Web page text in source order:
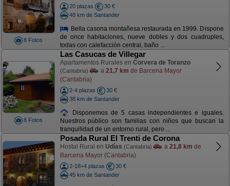
8 Fotos
20 plazas
30 €
48 km de Santander
Bella casona montañesa restaurada en 1999. Dispone
de once habitaciones, nueve dobles y dos cuadruples,
todas con calefacción central, baño ...
8 Fotos
Las Casucas de Villegar
Apartamentos Rurales en Corvera de Toranzo
(Cantabria) a 21,7 km de Barcena Mayor
(Cantabria)
2-4 plazas
30 €
38 km de Santander
Disponemos de 5 casas independientes e iguales.
Nuestros público son familias con niños que buscan la
tranquilidad de un entorno rural, pero ...
Posada Rural El Trenti de Corona
Hostal Rural en Udías (Cantabria) a 21,8 km de
Barcena Mayor (Cantabria)
2-18+4 plazas
30 €
45 km de Santander